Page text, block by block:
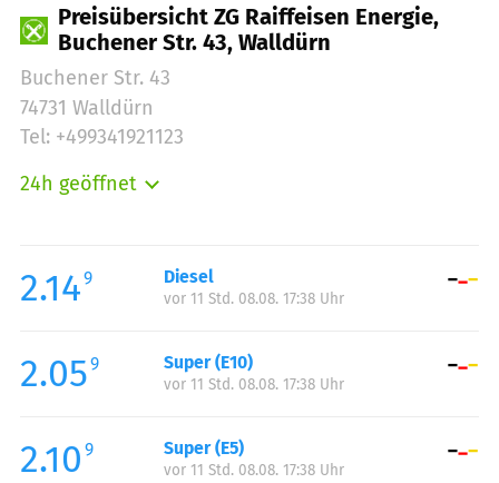
Preisübersicht ZG Raiffeisen Energie,
Buchener Str. 43, Walldürn
Buchener Str. 43
74731 Walldürn
Tel: +499341921123
24h geöffnet
Mittwoch:
00:00-24:00
Donnerstag:
Samstag:
00:00-24:00
Sonntag:
2.149 Diesel
vor 11 Std. 08.08. 17:38 Uhr
2.059 Super (E10)
vor 11 Std. 08.08. 17:38 Uhr
2.10 9 Super (E5)
vor 11 Std. 08.08. 17:38 Uhr